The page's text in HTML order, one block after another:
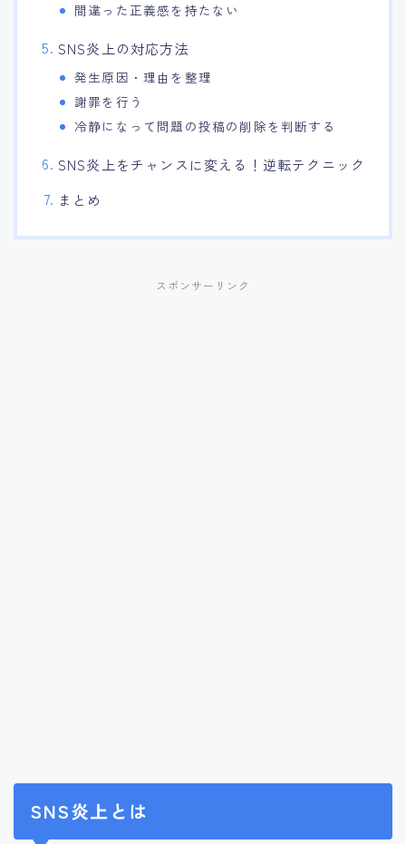
間違った正義感を持たない
SNS炎上の対応方法
発生原因・理由を整理
謝罪を行う
冷静になって問題の投稿の削除を判断する
SNS炎上をチャンスに変える！逆転テクニック
まとめ
スポンサーリンク
SNS炎上とは